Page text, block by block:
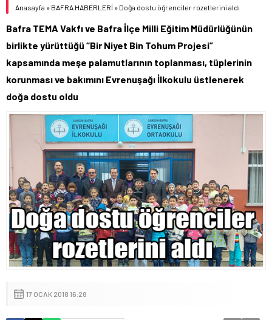
Anasayfa » BAFRA HABERLERİ » Doğa dostu öğrenciler rozetlerini aldı
Bafra TEMA Vakfı ve Bafra İlçe Milli Eğitim Müdürlüğünün
birlikte yürüttüğü “Bir Niyet Bin Tohum Projesi”
kapsamında meşe palamutlarının toplanması, tüplerinin
korunması ve bakımını Evrenuşağı İlkokulu üstlenerek
doğa dostu oldu
17 OCAK 2018 16:28